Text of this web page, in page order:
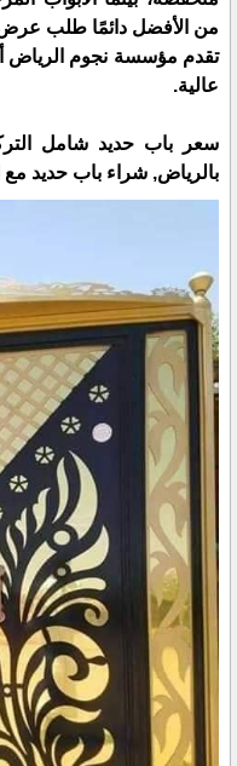
من الأفضل دائمًا طلب
تقدم مؤسسة نجوم الرياض
عالية.
سعر باب حديد شامل
بالرياض, شراء باب حديد مع